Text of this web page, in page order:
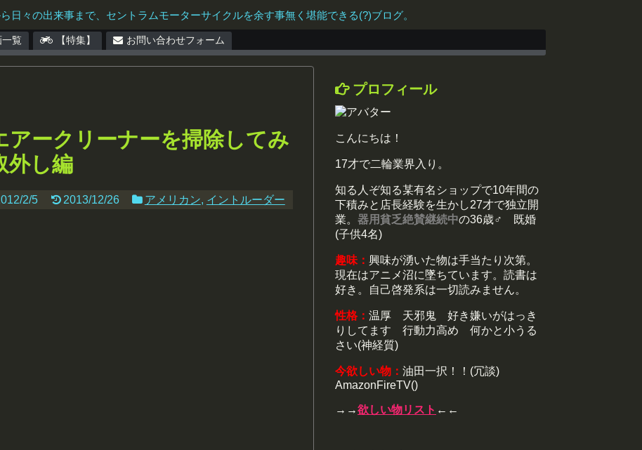
日々の出来事まで、セントラムモーターサイクルを余す事無く堪能できる(?)ブログ。
一覧 【特集】 お問い合わせフォーム
アークリーナーを掃除してみ
外し編
2/5 2013/12/26 アメリカン, イントルーダー
プロフィール
こんにちは！
17才で二輪業界入り。
知る人ぞ知る某有名ショップで10年間の
下積みと店長経験を生かし27才で独立開
業。 器用貧乏絶賛継続中の36歳♂ 既婚
(子供4名)
趣味： 興味が湧いた物は手当たり次第。
現在はアニメ沼に墜ちています。読書は
好き。自己啓発系は一切読みません。
性格： 温厚 天邪鬼 好き嫌いがはっき
りしてます 行動力高め 何かと小うる
さい(神経質)
今欲しい物： 油田一択！！(冗談)
AmazonFireTV()
→→欲しい物リスト ←←